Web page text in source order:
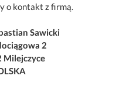
o kontakt z firmą.
Sawicki
2
Milejczyce